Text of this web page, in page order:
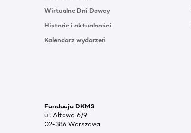
Wirtualne Dni Dawcy
Historie i aktualności
Kalendarz wydarzeń
Fundacja DKMS
ul. Altowa 6/9
02-386 Warszawa